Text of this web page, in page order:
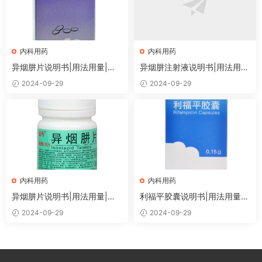
内科用药
异烟肼片说明书|用法用量|注
意事项2024-09-29
内科用药
异烟肼注射液说明书|用法用
量|注意事项
2024-09-29
内科用药
异烟肼片说明书|用法用量|注
意事项2024-09-29
内科用药
利福平胶囊说明书|用法用量|
注意事项
2024-09-29